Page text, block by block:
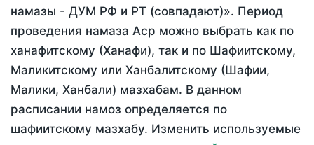
намазы - ДУМ РФ и РТ (совпадают)». Период
проведения намаза Аср можно выбрать как по
ханафитскому (Ханафи), так и по Шафиитскому,
Маликитскому или Ханбалитскому (Шафии,
Малики, Ханбали) мазхабам. В данном
расписании намоз определяется по
шафиитскому мазхабу. Изменить используемые